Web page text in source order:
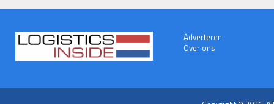
Adverteren
Over ons